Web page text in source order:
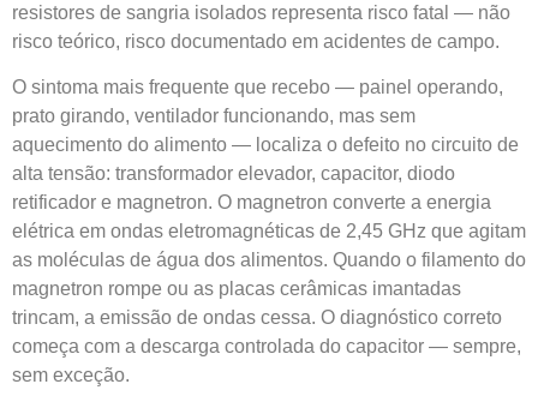
resistores de sangria isolados representa risco fatal — não
risco teórico, risco documentado em acidentes de campo.
O sintoma mais frequente que recebo — painel operando,
prato girando, ventilador funcionando, mas sem
aquecimento do alimento — localiza o defeito no circuito de
alta tensão: transformador elevador, capacitor, diodo
retificador e magnetron. O magnetron converte a energia
elétrica em ondas eletromagnéticas de 2,45 GHz que agitam
as moléculas de água dos alimentos. Quando o filamento do
magnetron rompe ou as placas cerâmicas imantadas
trincam, a emissão de ondas cessa. O diagnóstico correto
começa com a descarga controlada do capacitor — sempre,
sem exceção.